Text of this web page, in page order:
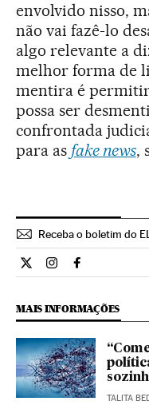
envolvido nisso,
não vai fazê-lo
algo relevante a
melhor forma de
mentira é permitir
possa ser
confrontada
para as fake news,
Receba o boletim do
Opiniao El País Brasil
Opiniao El País
Opiniao El
MAIS INFORMAÇÕES
TALITA